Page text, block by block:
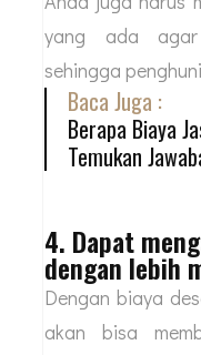
rumah tersebut
harus
tersebut agar
membantu
Anda juga harus
Baca Juga :
Berapa Biaya
Temukan